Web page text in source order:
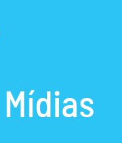
8ponto3
Mídias